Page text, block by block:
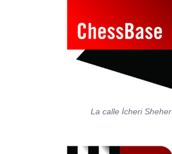
La calle İcheri Sheher